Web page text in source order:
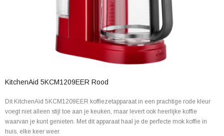
KitchenAid 5KCM1209EER Rood
Dit KitchenAid 5KCM1209EER koffiezetapparaat in een prachtige rode kleur
voegt niet alleen stijl toe aan je keuken, maar levert ook heerlijke koffie
waarvan je kunt genieten. Met dit apparaat haal je de perfecte mok koffie in
huis, elke keer weer.